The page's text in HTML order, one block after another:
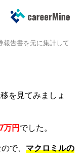
報告書を元に集計して
を見てみましょ
万円 でした。
で、 マクロミルの